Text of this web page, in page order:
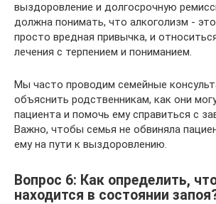
выздоровление и долгосрочную
должна понимать, что алкоголизм -
просто вредная привычка, и
лечения с терпением и пониманием.
Мы часто проводим семейные
объяснить родственникам, как они
пациента и помочь ему справиться с
Важно, чтобы семья не обвиняла
ему на пути к выздоровлению.
Вопрос 6: Как определить,
находится в состоянии